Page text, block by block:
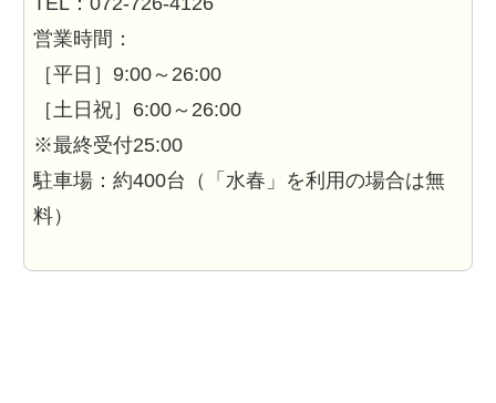
営業時間：
［平日］9:00～26:00
［土日祝］6:00～26:00
※最終受付25:00
駐車場：約400台（「水春」を利用の場合は無
料）